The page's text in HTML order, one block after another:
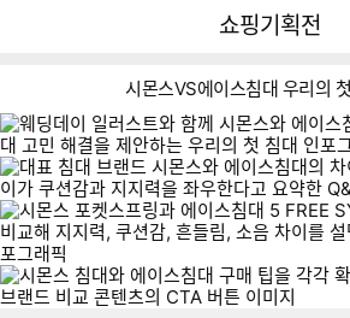
다나와
쇼핑기획전
시몬스VS에이스침대 우리의